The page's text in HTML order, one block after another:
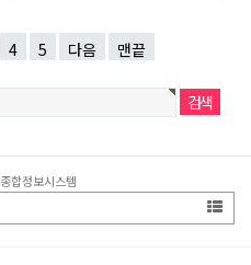
4 5 다음 맨끝
종합정보시스템